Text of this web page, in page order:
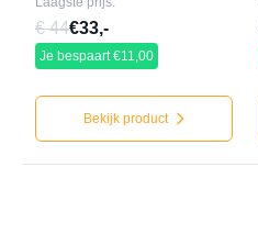
€ 44€33,-
Je bespaart €11,00
Bekijk product